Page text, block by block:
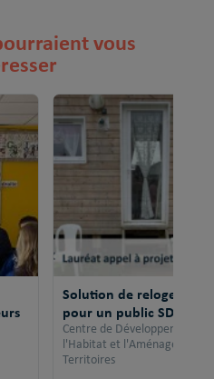
vous
Solution de relogement
pour un public SDF
Centre de Développement
l'Habitat et l'Aménagement
Territoires